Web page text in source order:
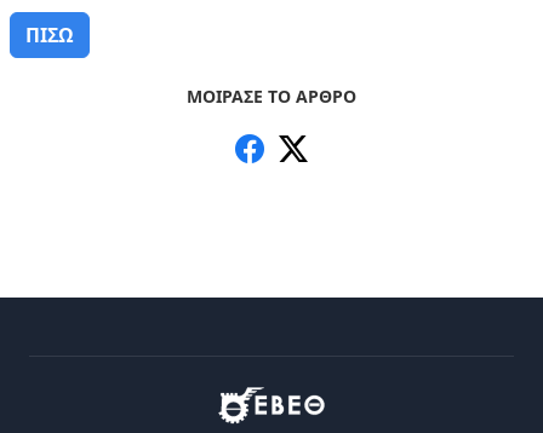
ΜΟΙΡΑΣΕ ΤΟ ΑΡΘΡΟ
ΠΙΣΩ